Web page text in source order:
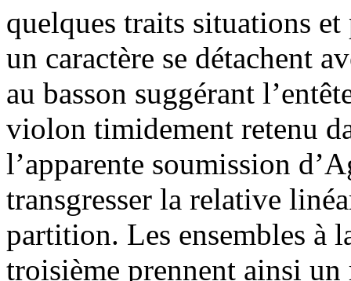
quelques traits situations
un caractère se détachent
au basson suggérant
violon timidement retenu
l’apparente soumission
transgresser la relative
partition. Les ensembles à
troisième prennent ainsi